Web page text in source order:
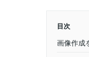
目次
画像作成